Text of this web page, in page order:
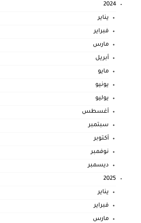
2024
يناير
فبراير
مارس
أبريل
مايو
يونيو
يوليو
أغسطس
سبتمبر
أكتوبر
نوفمبر
ديسمبر
2025
يناير
فبراير
مارس